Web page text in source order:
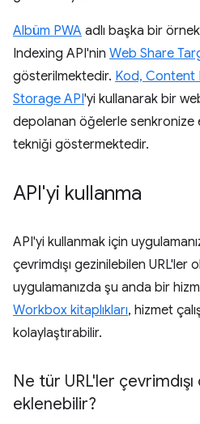
Albüm PWA adlı başka bir
Indexing API'nin Web Share
gösterilmektedir. Kod, Content
Storage API'yi kullanarak bir
depolanan öğelerle senkronize
tekniği göstermektedir.
API'yi kullanma
API'yi kullanmak için
çevrimdışı gezinilebilen URL'ler
uygulamanızda şu anda bir
Workbox kitaplıkları, hizmet
kolaylaştırabilir.
Ne tür URL'ler
eklenebilir?